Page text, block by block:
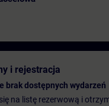
i rejestracja
brak dostępnych wydarzeń
na listę rezerwową i